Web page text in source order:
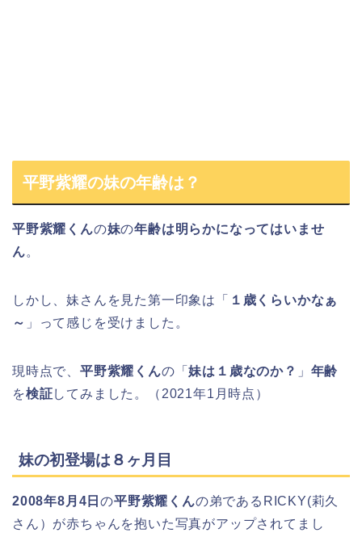
平野紫耀の妹の年齢は？
平野紫耀くんの妹の年齢は明らかになってはいませ
ん。
しかし、妹さんを見た第一印象は「
１歳くらいかなぁ
～ 」って感じを受けました。
現時点で、 平野紫耀くんの「妹は１歳なのか？ 」 年齢
を検証してみました。（2021年1月時点）
妹の初登場は８ヶ月目
2008年8月4日の平野紫耀くんの弟であるRICKY(莉久
さん）が赤ちゃんを抱いた写真がアップされてまし